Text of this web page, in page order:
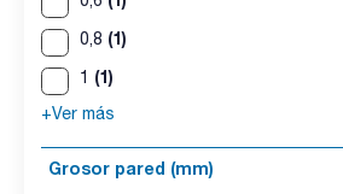
0,8 (1)
1 (1)
+Ver más
Grosor pared (mm)